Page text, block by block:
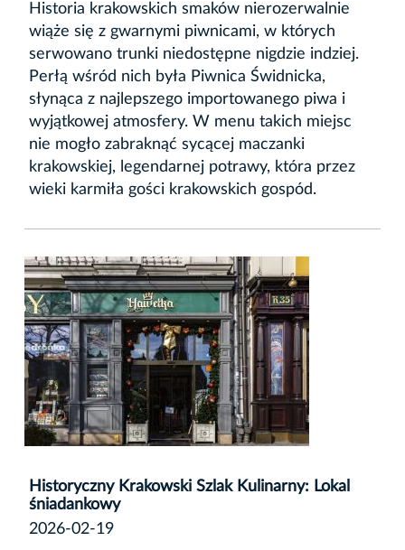
Historia krakowskich smaków nierozerwalnie
wiąże się z gwarnymi piwnicami, w których
serwowano trunki niedostępne nigdzie indziej.
Perłą wśród nich była Piwnica Świdnicka,
słynąca z najlepszego importowanego piwa i
wyjątkowej atmosfery. W menu takich miejsc
nie mogło zabraknąć sycącej maczanki
krakowskiej, legendarnej potrawy, która przez
wieki karmiła gości krakowskich gospód.
Historyczny Krakowski Szlak Kulinarny: Lokal
śniadankowy
2026-02-19